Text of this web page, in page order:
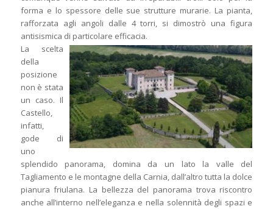
forma e lo spessore delle sue strutture murarie. La pianta,
rafforzata agli angoli dalle 4 torri, si dimostrò una figura
antisismica di particolare efficacia.
La scelta
della
posizione
non è stata
un caso. Il
Castello,
infatti,
gode di
uno
splendido panorama, domina da un lato la valle del
Tagliamento e le montagne della Carnia, dall’altro tutta la dolce
pianura friulana. La bellezza del panorama trova riscontro
anche all’interno nell’eleganza e nella solennità degli spazi e